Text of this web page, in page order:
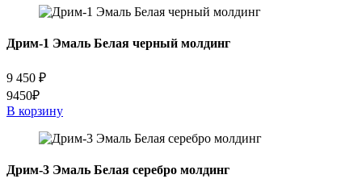
Дрим-1 Эмаль Белая черный молдинг
9 450 ₽
9450₽
В корзину
Дрим-3 Эмаль Белая серебро молдинг